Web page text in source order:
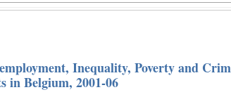
Inequality, Poverty and
in Belgium, 2001-06